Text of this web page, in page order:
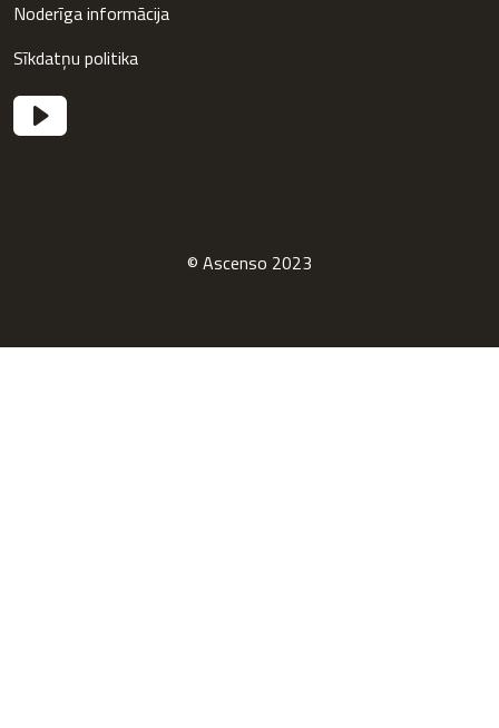
Noderīga informācija
Sīkdatņu politika
© Ascenso 2023